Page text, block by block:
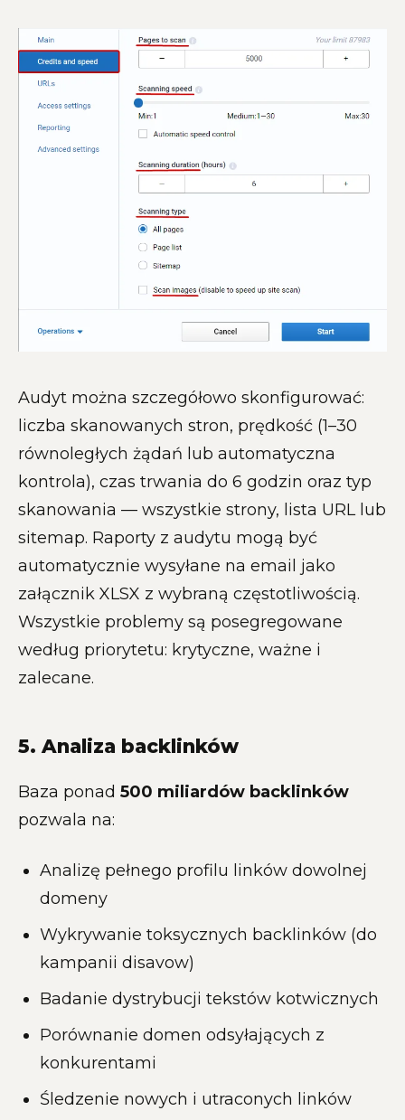
Audyt można szczegółowo skonfigurować:
liczba skanowanych stron, prędkość (1–30
równoległych żądań lub automatyczna
kontrola), czas trwania do 6 godzin oraz typ
skanowania — wszystkie strony, lista URL lub
sitemap. Raporty z audytu mogą być
automatycznie wysyłane na email jako
załącznik XLSX z wybraną częstotliwością.
Wszystkie problemy są posegregowane
według priorytetu: krytyczne, ważne i
zalecane.
5. Analiza backlinków
Baza ponad 500 miliardów backlinków
pozwala na:
Analizę pełnego profilu linków dowolnej
domeny
Wykrywanie toksycznych backlinków (do
kampanii disavow)
Badanie dystrybucji tekstów kotwicznych
Porównanie domen odsyłających z
konkurentami
Śledzenie nowych i utraconych linków